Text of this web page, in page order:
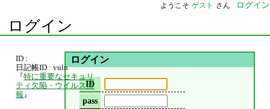
ようこそ ゲスト さん ログイン
ログイン
ログイン
ID
pass
ID :
日記帳ID : vuln
『特に重要なセキュリ
ティ欠陥・ウイルス情
報 』